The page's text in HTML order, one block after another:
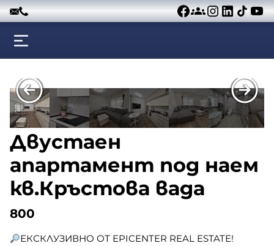
Към съдържанието
Двустаен
апартамент под наем
кв.Кръстова вада
800
ЕКСКЛУЗИВНО ОТ EPICENTER REAL ESTATE!